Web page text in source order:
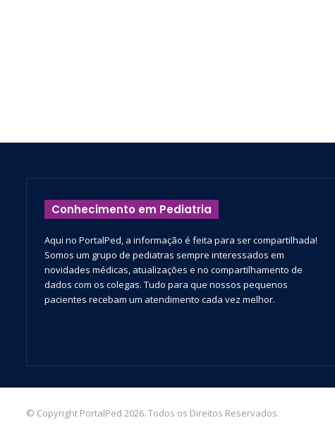
Conhecimento em Pediatria
Aqui no PortalPed, a informação é feita para ser compartilhada!
Somos um grupo de pediatras sempre interessados em
novidades médicas, atualizações e no compartilhamento de
dados com os colegas. Tudo para que nossos pequenos
pacientes recebam um atendimento cada vez melhor.
© Copyright PortalPed 2026. Todos os Direitos Reservados.